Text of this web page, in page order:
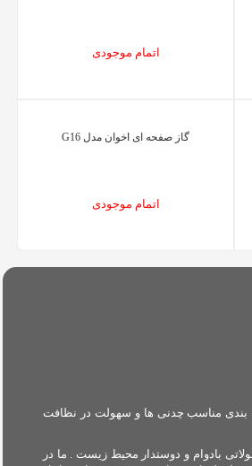
اتمام موجودی
گاز صفحه ای اخوان مدل G16
اتمام موجودی
بندی مناسب چدنی ها و سهولت در نظافت
باشیم . محصولاتی بادوام و دوستدار محیط زیست . ما در